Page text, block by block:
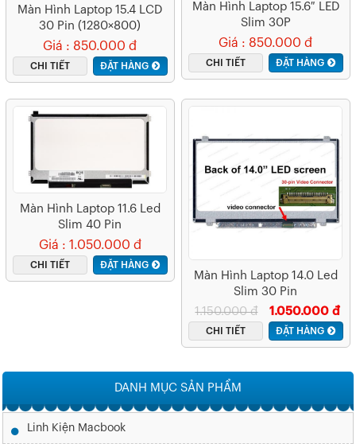
Màn Hình Laptop 15.4 LCD
30 Pin (1280×800)
Giá : 850.000 đ
CHI TIẾT ĐẶT HÀNG
Màn Hình Laptop 15.6″ LED
Slim 30P
Giá : 850.000 đ
CHI TIẾT ĐẶT HÀNG
Màn Hình Laptop 11.6 Led
Slim 40 Pin
Giá : 1.050.000 đ
CHI TIẾT ĐẶT HÀNG
Màn Hình Laptop 14.0 Led
Slim 30 Pin
1.050.000 đ
1.150.000 đ
CHI TIẾT ĐẶT HÀNG
DANH MỤC SẢN PHẨM
Linh Kiện Macbook